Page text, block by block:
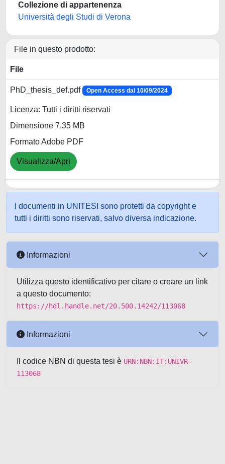
Collezione di appartenenza
Università degli Studi di Verona
File in questo prodotto:
File
PhD_thesis_def.pdf Open Access dal 10/09/2024
Licenza: Tutti i diritti riservati
Dimensione 7.35 MB
Formato Adobe PDF
Visualizza/Apri
I documenti in UNITESI sono protetti da copyright e
tutti i diritti sono riservati, salvo diversa indicazione.
Informazioni
Utilizza questo identificativo per citare o creare un link
a questo documento:
https://hdl.handle.net/20.500.14242/113068
Informazioni
Il codice NBN di questa tesi è URN:NBN:IT:UNIVR-
113068